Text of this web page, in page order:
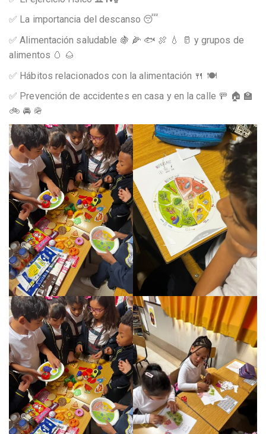
✅ La importancia del descanso 😴
✅ Alimentación saludable 🍇 🌽 🐟 🍖 💧 🥛 y grupos de
alimentos 🥚 🌰
✅ Hábitos relacionados con la alimentación 🍴 🍽️
✅ Prevención de accidentes en casa y en la calle 🚥 🏠 🏫
🚲 🚘 🪖